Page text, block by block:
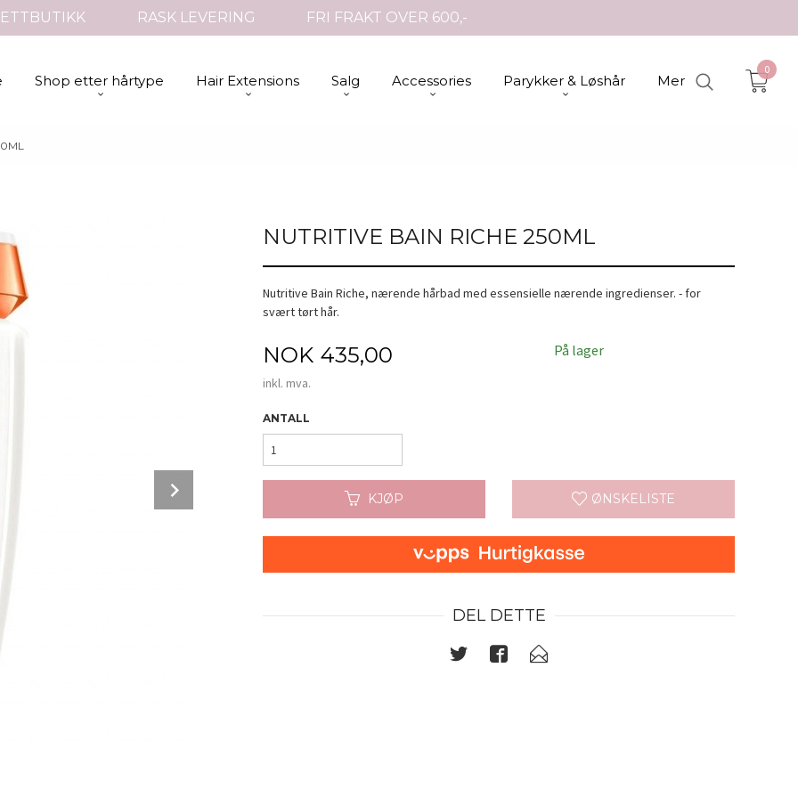
RASK LEVERING FRI FRAKT OVER 600,-
Shop etter hårtype Hair Extensions Salg Accessories Parykker & Løshår Mer
0
NUTRITIVE BAIN RICHE 250ML
Nutritive Bain Riche, nærende hårbad med essensielle nærende ingredienser. - for
svært tørt hår.
Pris
NOK 435,00
inkl. mva.
På lager
ANTALL
KJØP ØNSKELISTE
DEL DETTE